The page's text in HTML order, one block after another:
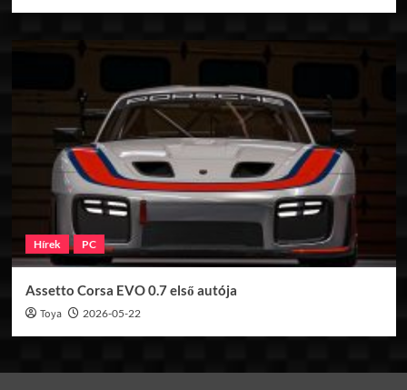
Hírek PC
Assetto Corsa EVO 0.7 első autója
Toya 2026-05-22